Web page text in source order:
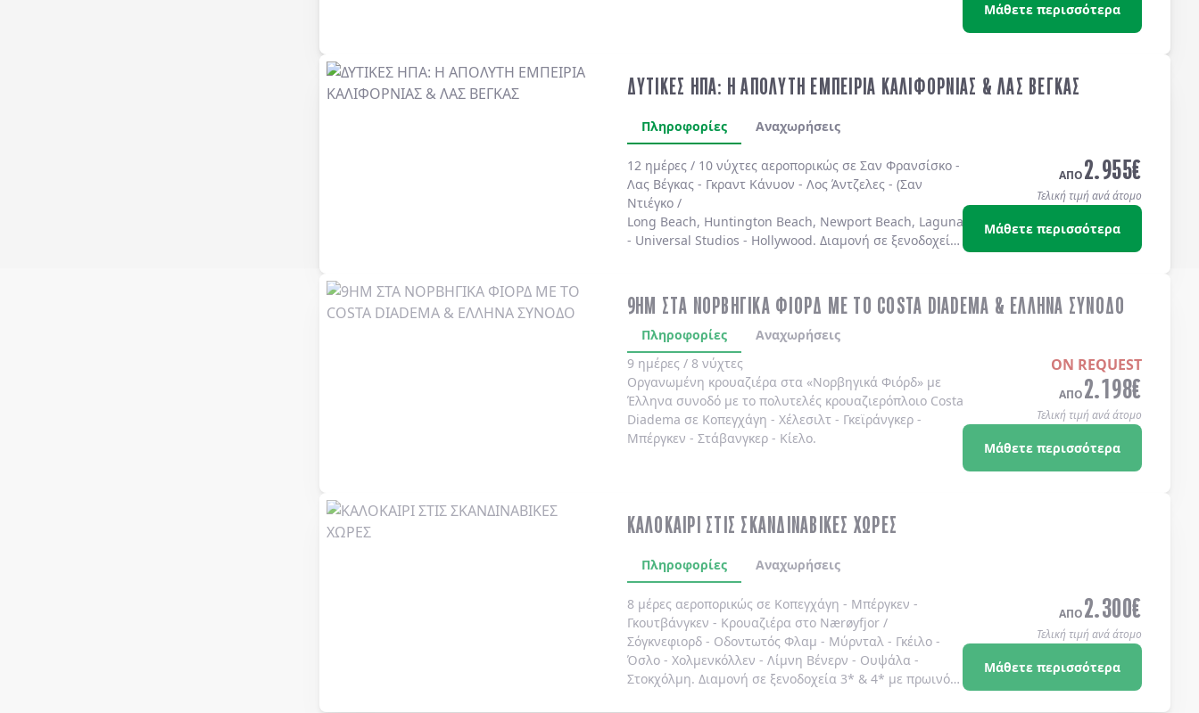
Μάθετε περισσότερα
ΔΥΤΙΚΕΣ ΗΠΑ: Η ΑΠΟΛΥΤΗ ΕΜΠΕΙΡΙΑ ΚΑΛΙΦΟΡΝΙΑΣ & ΛΑΣ ΒΕΓΚΑΣ
Πληροφορίες Αναχωρήσεις
12 ημέρες / 10 νύχτες αεροπορικώς σε Σαν Φρανσίσκο-
Λας Βέγκας- Γκραντ Κάνυον - Λος Άντζελες- (Σαν
Ντιέγκο /
Long Beach, Huntington Beach, Newport Beach, Laguna Beach Dana Point, Coronado Island)
- Universal Studios - Hollywood. Διαμονή σε ξενοδοχεία
ΑΠΟ2.955€
Τελική τιμή ανά άτομο
Μάθετε περισσότερα
9ΗΜ ΣΤΑ ΝΟΡΒΗΓΙΚΑ ΦΙΟΡΔ ΜΕ ΤΟ COSTA DIADEMA & ΕΛΛΗΝΑ ΣΥΝΟΔΟ
Πληροφορίες
Αναχωρήσεις
9 ημέρες / 8 νύχτες
Οργανωμένη κρουαζιέρα στα «Νορβηγικά Φιόρδ»με
Έλληνα συνοδόμε το πολυτελές κρουαζιερόπλοιο Costa
Diadema σε Κοπεγχάγη - Χέλεσιλτ - Γκεϊράνγκερ -
Μπέργκεν - Στάβανγκερ - Κίελο.
ON REQUEST
ΑΠΟ2.198€
Τελική τιμή ανά άτομο
Μάθετε περισσότερα
ΚΑΛΟΚΑΙΡΙ ΣΤΙΣ ΣΚΑΝΔΙΝΑΒΙΚΕΣ ΧΩΡΕΣ
Πληροφορίες Αναχωρήσεις
8 μέρες αεροπορικώς σε Κοπεγχάγη - Μπέργκεν -
Γκουτβάνγκεν - Κρουαζιέρα στο Nærøyfjor /
Σόγκνεφιορδ - Οδοντωτός Φλαμ - Μύρνταλ - Γκέιλο -
Όσλο - Χολμενκόλλεν - Λίμνη Βένερν - Ουψάλα -
Στοκχόλμη. Διαμονή σε ξενοδοχεία 3* & 4* με πρωινό
ΑΠΟ2.300€
Τελική τιμή ανά άτομο
Μάθετε περισσότερα